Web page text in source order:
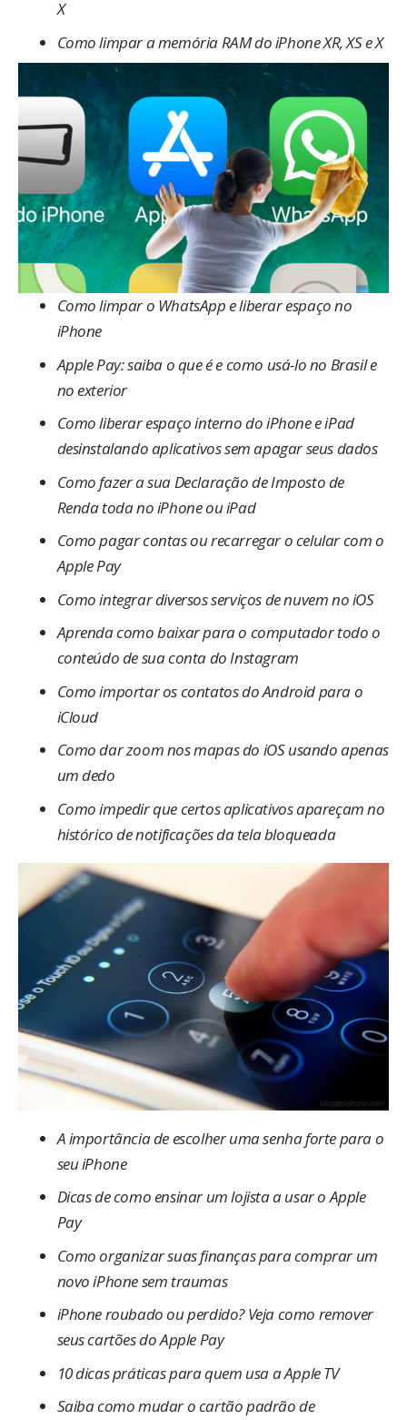
X
Como limpar a memória RAM do iPhone XR, XS e X
Como limpar o WhatsApp e liberar espaço no
iPhone
Apple Pay: saiba o que é e como usá-lo no Brasil e
no exterior
Como liberar espaço interno do iPhone e iPad
desinstalando aplicativos sem apagar seus dados
Como fazer a sua Declaração de Imposto de
Renda toda no iPhone ou iPad
Como pagar contas ou recarregar o celular com o
Apple Pay
Como integrar diversos serviços de nuvem no iOS
Aprenda como baixar para o computador todo o
conteúdo de sua conta do Instagram
Como importar os contatos do Android para o
iCloud
Como dar zoom nos mapas do iOS usando apenas
um dedo
Como impedir que certos aplicativos apareçam no
histórico de notificações da tela bloqueada
A importância de escolher uma senha forte para o
seu iPhone
Dicas de como ensinar um lojista a usar o Apple
Pay
Como organizar suas finanças para comprar um
novo iPhone sem traumas
iPhone roubado ou perdido? Veja como remover
seus cartões do Apple Pay
10 dicas práticas para quem usa a Apple TV
Saiba como mudar o cartão padrão de